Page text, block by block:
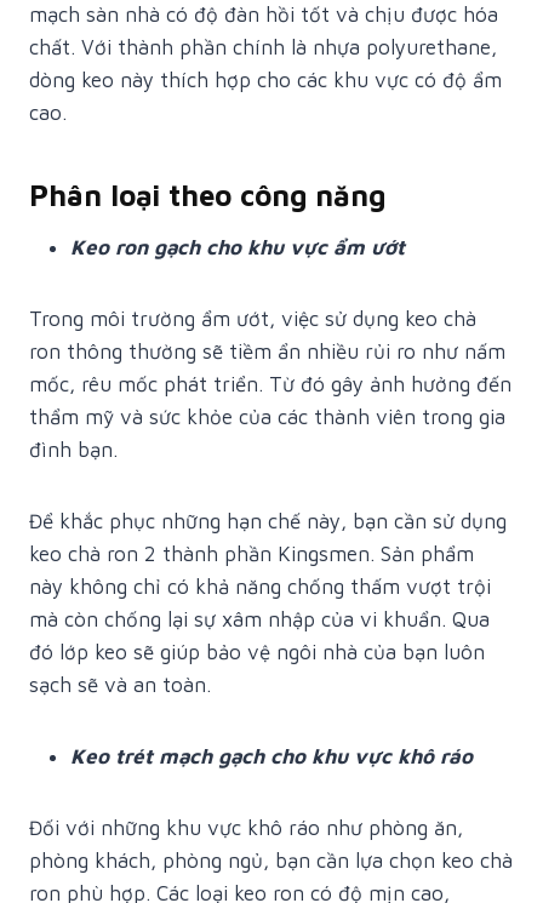
mạch sàn nhà có độ đàn hồi tốt và chịu được hóa
chất. Với thành phần chính là nhựa polyurethane,
dòng keo này thích hợp cho các khu vực có độ ẩm
cao.
Phân loại theo công năng
Keo ron gạch cho khu vực ẩm ướt
Trong môi trường ẩm ướt, việc sử dụng keo chà
ron thông thường sẽ tiềm ẩn nhiều rủi ro như nấm
mốc, rêu mốc phát triển. Từ đó gây ảnh hưởng đến
thẩm mỹ và sức khỏe của các thành viên trong gia
đình bạn.
Để khắc phục những hạn chế này, bạn cần sử dụng
keo chà ron 2 thành phần Kingsmen. Sản phẩm
này không chỉ có khả năng chống thấm vượt trội
mà còn chống lại sự xâm nhập của vi khuẩn. Qua
đó lớp keo sẽ giúp bảo vệ ngôi nhà của bạn luôn
sạch sẽ và an toàn.
Keo trét mạch gạch cho khu vực khô ráo
Đối với những khu vực khô ráo như phòng ăn,
phòng khách, phòng ngủ, bạn cần lựa chọn keo chà
ron phù hợp. Các loại keo ron có độ mịn cao,